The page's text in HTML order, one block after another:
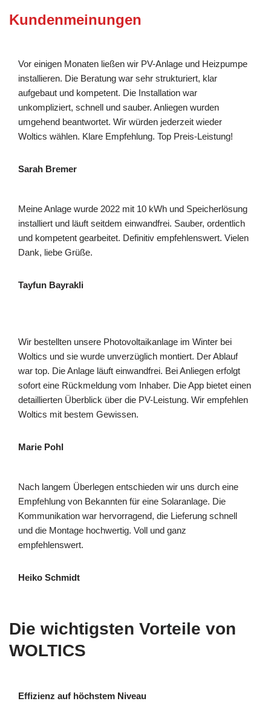
Kundenmeinungen
Vor einigen Monaten ließen wir PV-Anlage und Heizpumpe
installieren. Die Beratung war sehr strukturiert, klar
aufgebaut und kompetent. Die Installation war
unkompliziert, schnell und sauber. Anliegen wurden
umgehend beantwortet. Wir würden jederzeit wieder
Woltics wählen. Klare Empfehlung. Top Preis-Leistung!
Sarah Bremer
Meine Anlage wurde 2022 mit 10 kWh und Speicherlösung
installiert und läuft seitdem einwandfrei. Sauber, ordentlich
und kompetent gearbeitet. Definitiv empfehlenswert. Vielen
Dank, liebe Grüße.
Tayfun Bayrakli
Wir bestellten unsere Photovoltaikanlage im Winter bei
Woltics und sie wurde unverzüglich montiert. Der Ablauf
war top. Die Anlage läuft einwandfrei. Bei Anliegen erfolgt
sofort eine Rückmeldung vom Inhaber. Die App bietet einen
detaillierten Überblick über die PV-Leistung. Wir empfehlen
Woltics mit bestem Gewissen.
Marie Pohl
Nach langem Überlegen entschieden wir uns durch eine
Empfehlung von Bekannten für eine Solaranlage. Die
Kommunikation war hervorragend, die Lieferung schnell
und die Montage hochwertig. Voll und ganz
empfehlenswert.
Heiko Schmidt
Die wichtigsten Vorteile von
WOLTICS
Effizienz auf höchstem Niveau